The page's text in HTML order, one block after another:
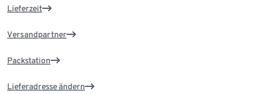
Lieferzeit
Versandpartner
Packstation
Lieferadresse ändern